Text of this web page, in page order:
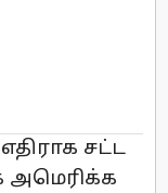
எதிராக சட்ட
அமெரிக்க